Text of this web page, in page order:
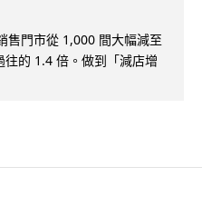
售門市從 1,000 間大幅減至
的 1.4 倍。做到「減店增